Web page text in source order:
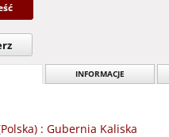
INFORMACJE
: Gubernia Kaliska